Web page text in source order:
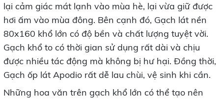
lại cảm giác mát lạnh vào mùa hè, lại vừa giữ được
hơi ấm vào mùa đông. Bên cạnh đó, Gạch lát nền
80x160 khổ lớn có độ bền và chất lượng tuyệt vời.
Gạch khổ to có thời gian sử dụng rất dài và chịu
được nhiều tác động mà không bị hư hại. Đồng thời,
Gạch ốp lát Apodio rất dễ lau chùi, vệ sinh khi cần.
Những hoa văn trên gạch khổ lớn có thể tạo nên